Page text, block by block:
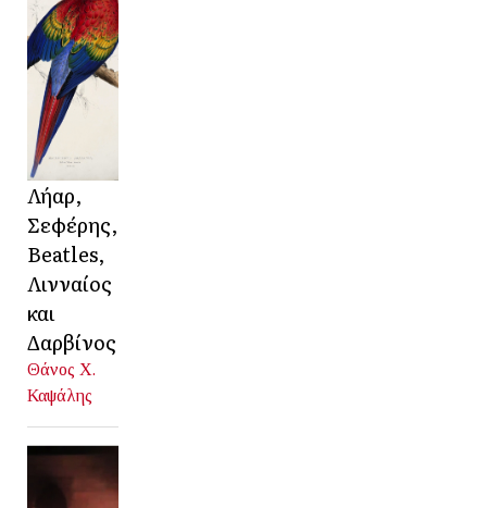
Λήαρ,
Σεφέρης,
Beatles,
Λινναίος
και
Δαρβίνος
Θάνος Χ.
Καψάλης